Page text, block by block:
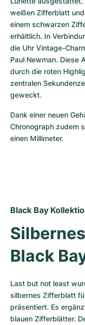
weißen Zifferblatt
einem schwarzen
erhältlich. In
die Uhr Vintage-
Paul Newman. Diese
durch die roten
zentralen
geweckt.
Dank einer neuen
Chronograph zudem
einen Millimeter.
Black Bay
Black
Last but not least
silbernes Zifferblatt
präsentiert. Es
blauen Zifferblätter.